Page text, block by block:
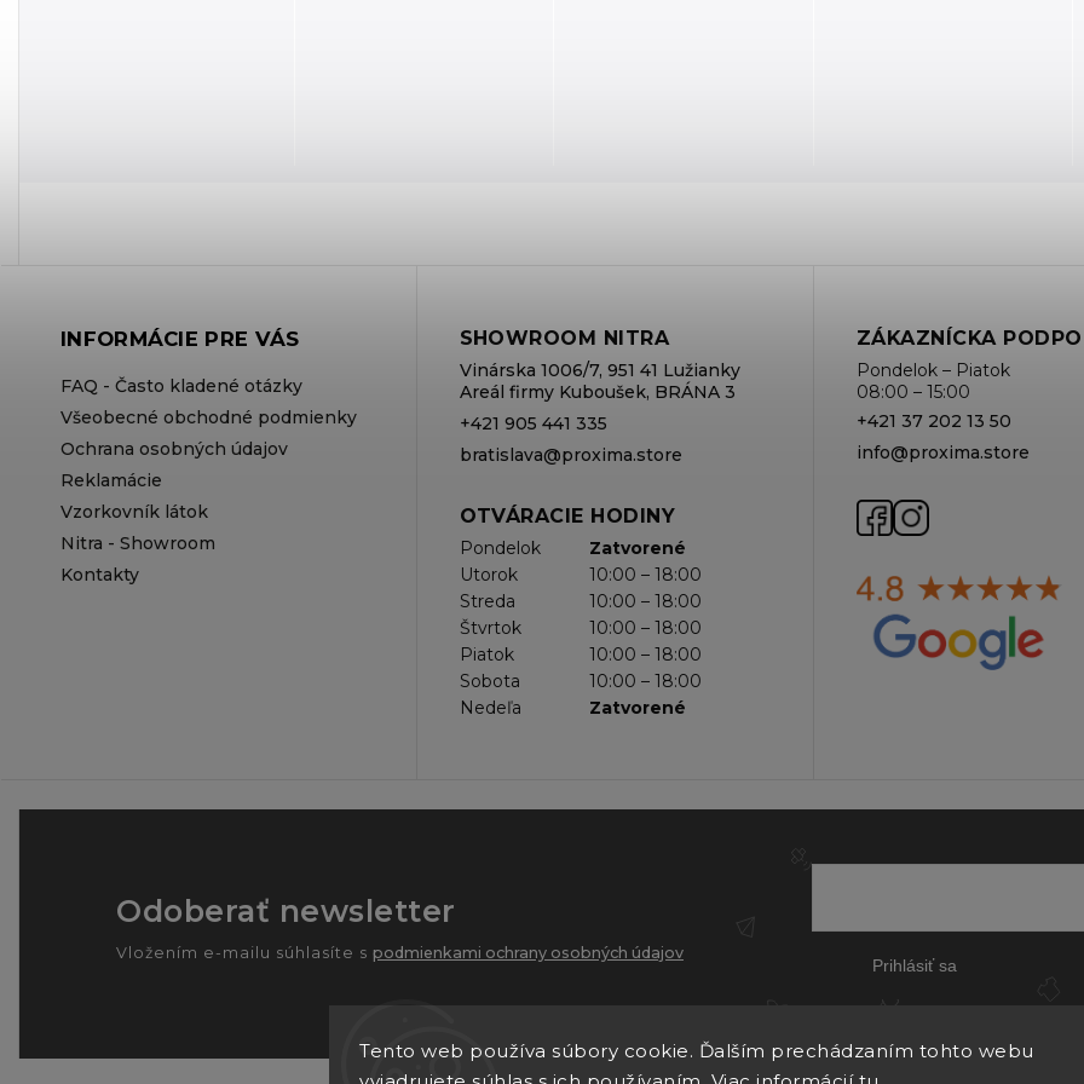
Tento web používa súbory cookie. Ďalším prechádzaním tohto webu
INFORMÁCIE PRE VÁS
FAQ - Často kladené otázky
Všeobecné obchodné podmienky
Ochrana osobných údajov
Reklamácie
Vzorkovník látok
Nitra - Showroom
Kontakty
SHOWROOM NITRA
Vinárska 1006/7, 951 41 Lužianky
Areál firmy Kuboušek, BRÁNA 3
+421 905 441 335
bratislava@proxima.store
OTVÁRACIE HODINY
Pondelok
Zatvorené
Utorok
10:00 – 18:00
Streda
10:00 – 18:00
Štvrtok
10:00 – 18:00
Piatok
10:00 – 18:00
Sobota
10:00 – 18:00
Nedeľa
Zatvorené
ZÁKAZNÍCKA
Pondelok – Piatok
08:00 – 15:00
+421 37 202 13 50
info@proxima.store
Odoberať newsletter
Vložením e-mailu súhlasíte s podmienkami ochrany osobných údajov
Prihlásiť sa